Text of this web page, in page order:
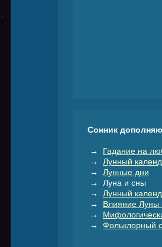
Сонник
→ Гадание на
→ Лунный
→ Лунные дни
→ Луна и сны
→ Лунный
→ Влияние Луны
→
→ Фольклорный